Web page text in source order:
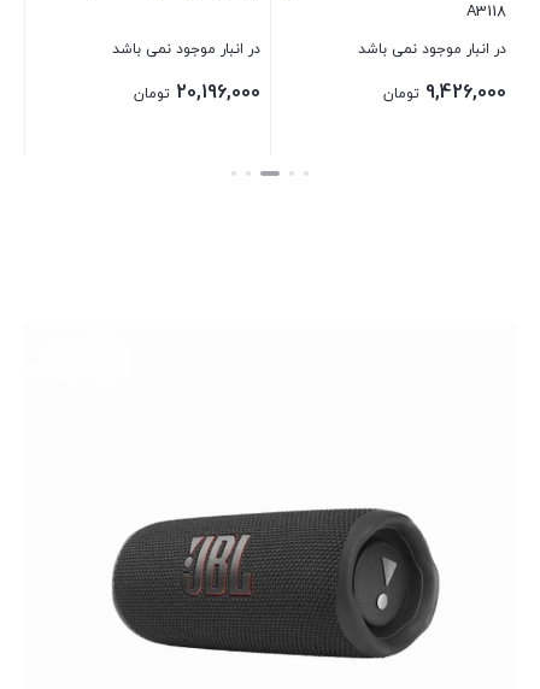
A3118
در انبار موجود نمی باشد
9,426,000 تومان
در انبار موجود نمی باشد
20,196,000 تومان
بستن